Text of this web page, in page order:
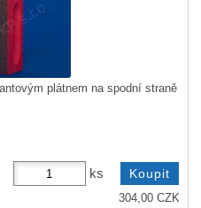
plátnem na spodní straně
ks
304,00CZK